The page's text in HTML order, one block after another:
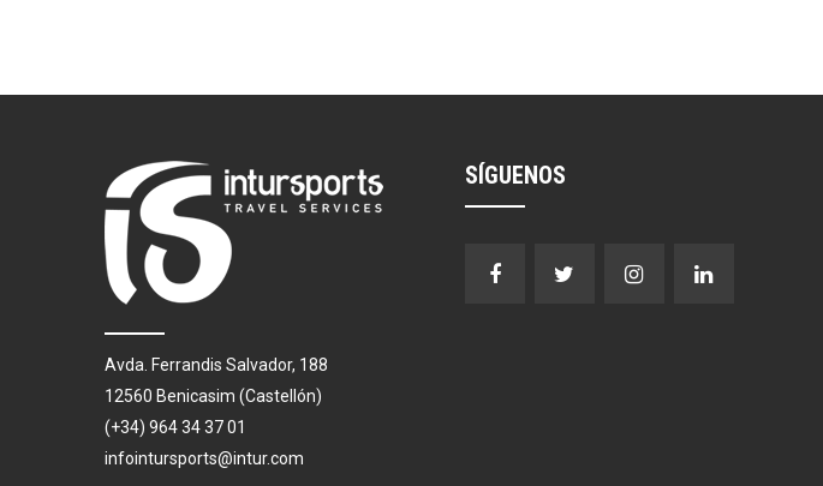
Avda. Ferrandis Salvador, 188
12560 Benicasim (Castellón)
(+34) 964 34 37 01
infointursports@intur.com
SÍGUENOS